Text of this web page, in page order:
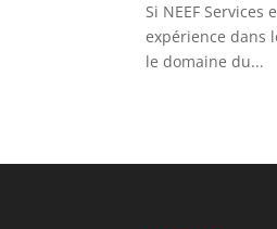
Si NEEF
expérience dans
le domaine du...